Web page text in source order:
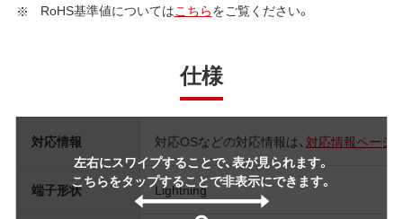
RoHS基準値についてはこちらをご覧ください。
仕様
左右にスワイプすることで、表が見られます。
こちらをタップすることで非表示にできます。
対応情報 対応OSなどの対応情報は、 対応情報ページ
端子形状 Lightning